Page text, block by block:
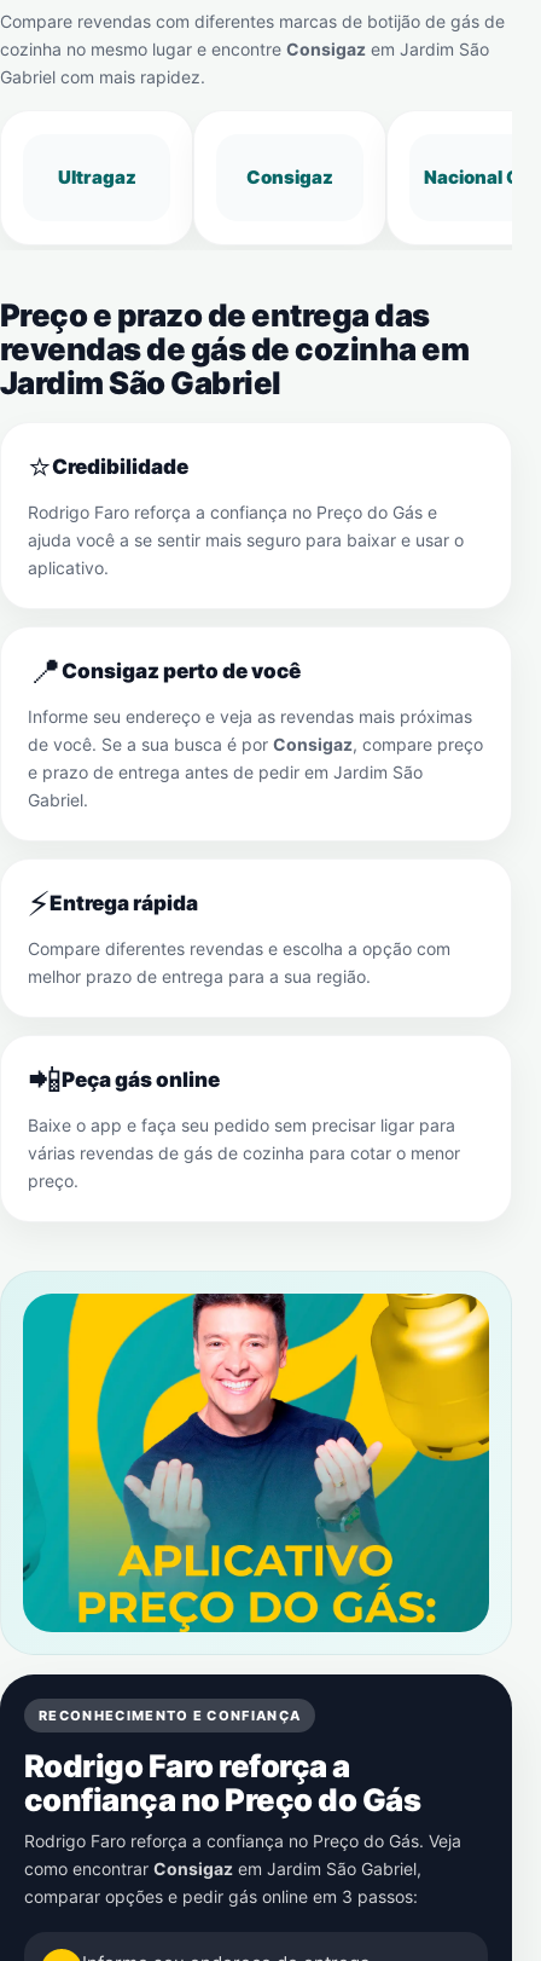
Compare revendas com diferentes marcas de botijão de gás de
cozinha no mesmo lugar e encontre Consigaz em Jardim São
Gabriel com mais rapidez.
Ultragaz Consigaz Nacional Gás
Preço e prazo de entrega das
revendas de gás de cozinha em
Jardim São Gabriel
⭐Credibilidade
Rodrigo Faro reforça a confiança no Preço do Gás e
ajuda você a se sentir mais seguro para baixar e usar o
aplicativo.
📍Consigaz perto de você
Informe seu endereço e veja as revendas mais próximas
de você. Se a sua busca é por Consigaz, compare preço
e prazo de entrega antes de pedir em Jardim São
Gabriel.
⚡Entrega rápida
Compare diferentes revendas e escolha a opção com
melhor prazo de entrega para a sua região.
📲Peça gás online
Baixe o app e faça seu pedido sem precisar ligar para
várias revendas de gás de cozinha para cotar o menor
preço.
RECONHECIMENTO E CONFIANÇA
Rodrigo Faro reforça a
confiança no Preço do Gás
Rodrigo Faro reforça a confiança no Preço do Gás. Veja
como encontrar Consigaz em Jardim São Gabriel,
comparar opções e pedir gás online em 3 passos: